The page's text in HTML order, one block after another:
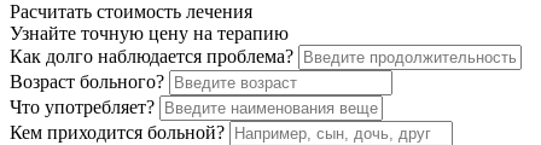
Расчитать стоимость лечения
Узнайте точную цену на терапию
Как долго наблюдается проблема?
Возраст больного?
Что употребляет?
Кем приходится больной?